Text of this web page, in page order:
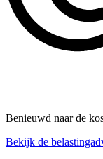
Benieuwd naar de
Bekijk de